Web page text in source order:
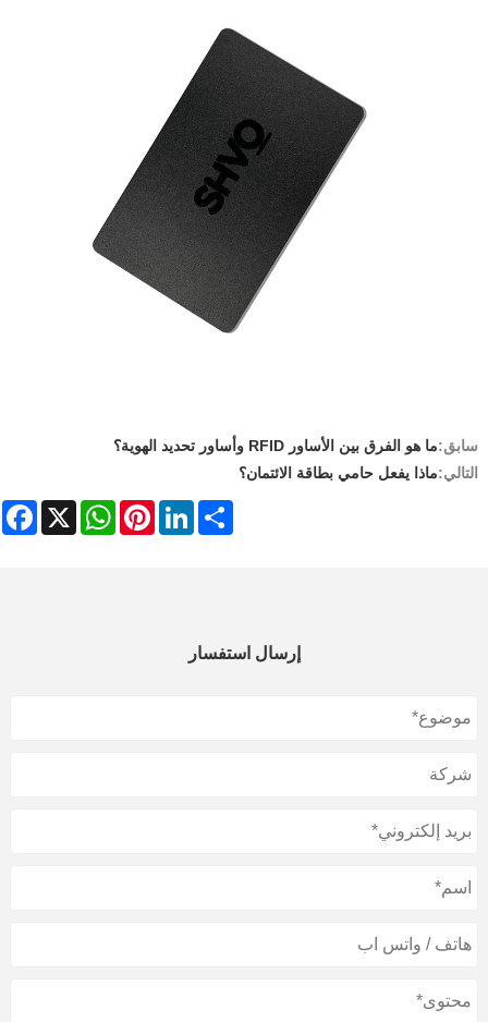
ما هو الفرق بين الأساور RFID وأساور تحديد الهوية؟
ماذا يفعل حامي بطاقة الائتمان؟
X
WhatsAppPinterestLinkedInShare
إرسال استفسار